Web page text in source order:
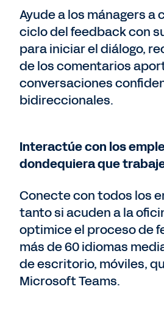
Ayude a los mánagers a
ciclo del feedback con
para iniciar el diálogo,
de los comentarios
conversaciones
bidireccionales.
Interactúe con los
dondequiera que
Conecte con todos los
tanto si acuden a la
optimice el proceso de
más de 60 idiomas
de escritorio, móviles,
Microsoft Teams.